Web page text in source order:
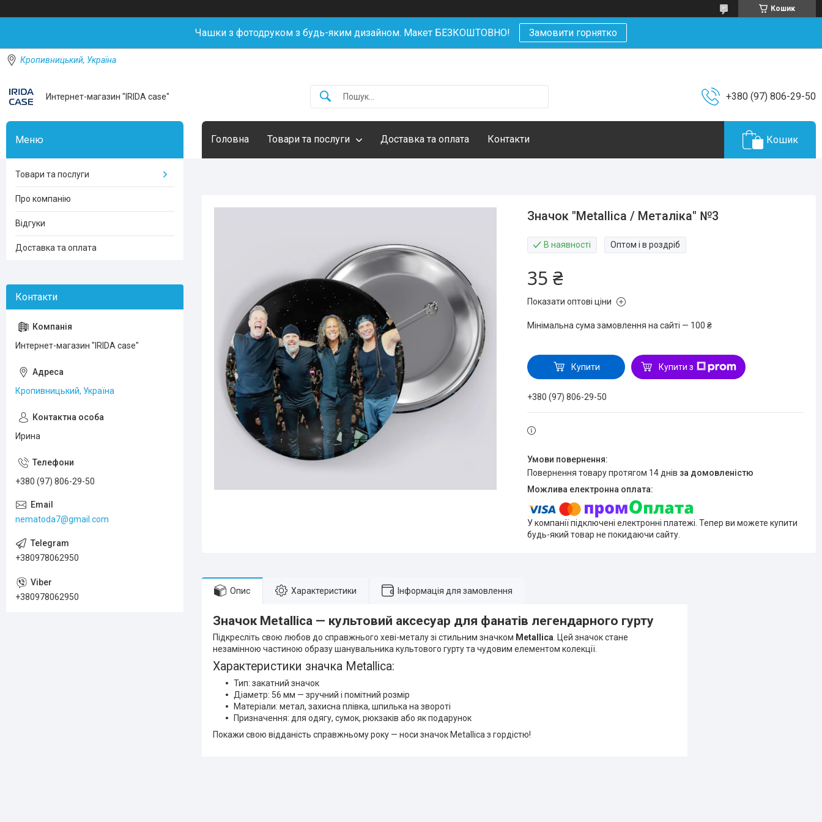
Кошик
Чашки з фотодруком з будь-яким дизайном. Макет БЕЗКОШТОВНО! Замовити горнятко
Кропивницький, Україна
Интернет-магазин "IRIDA case" +380 (97) 806-29-50
Головна Товари та послуги Доставка та оплата Контакти Кошик
Значок "Metallica / Металіка" №3
В наявності Оптом і в роздріб
35 ₴
Показати оптові ціни
Мінімальна сума замовлення на сайті — 100 ₴
Купити Купити з
+380 (97) 806-29-50
повернення товару протягом 14 днів за домовленістю
У компанії підключені електронні платежі. Тепер ви можете купити
будь-який товар не покидаючи сайту.
Опис Характеристики Інформація для замовлення
Значок Metallica — культовий аксесуар для фанатів легендарного гурту
Підкресліть свою любов до справжнього хеві-металу зі стильним значком Metallica. Цей значок стане
незамінною частиною образу шанувальника культового гурту та чудовим елементом колекції.
Характеристики значка Metallica:
Тип: закатний значок
Діаметр: 56 мм — зручний і помітний розмір
Матеріали: метал, захисна плівка, шпилька на звороті
Призначення: для одягу, сумок, рюкзаків або як подарунок
Покажи свою відданість справжньому року — носи значок Metallica з гордістю!
Товари та послуги
Про компанію
Відгуки
Доставка та оплата
Интернет-магазин "IRIDA case"
Кропивницький, Україна
Ирина
+380 (97) 806-29-50
nematoda7@gmail.com
+380978062950
+380978062950